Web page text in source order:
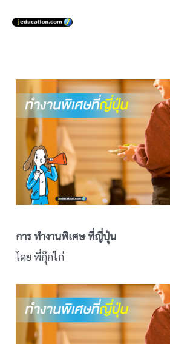
การ ทำงานพิเศษ ที่ญี่ปุ่น
โดย พี่กุ๊กไก่